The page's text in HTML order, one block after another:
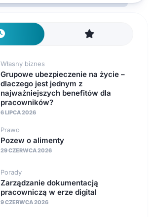
Własny biznes
Grupowe ubezpieczenie na życie –
dlaczego jest jednym z
najważniejszych benefitów dla
pracowników?
6 LIPCA 2026
Prawo
Pozew o alimenty
29 CZERWCA 2026
Porady
Zarządzanie dokumentacją
pracowniczą w erze digital
9 CZERWCA 2026